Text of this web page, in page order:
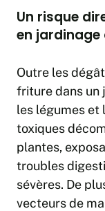
Un risque
en jardinage
Outre les
friture dans un
les légumes et
toxiques
plantes,
troubles
sévères. De
vecteurs de